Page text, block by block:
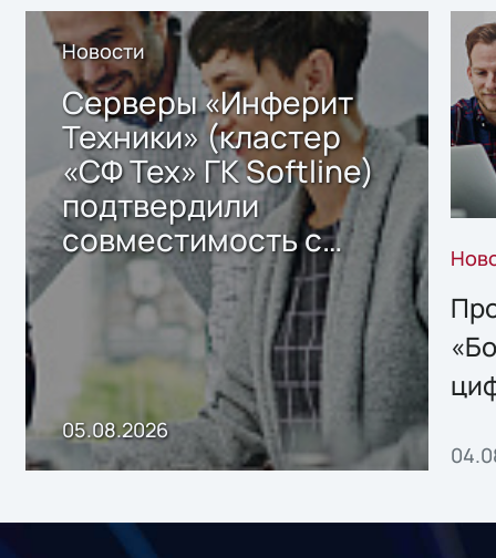
Новости
Серверы «Инферит
Техники» (кластер
«СФ Тех» ГК Softline)
подтвердили
совместимость с
решением Sharx
Storage 2.x для
хранения данных
05.08.2026